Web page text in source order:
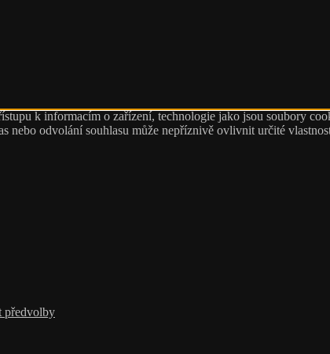
k informacím o zařízení, technologie jako jsou soubory
nebo odvolání souhlasu může nepříznivě ovlivnit určité
předvolby